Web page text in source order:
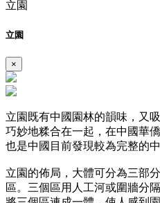
立園
立園
×
立園既有中國園林的韻味，又
巧妙地糅合在一起，在中國華
也是中國目前發現較為完整的
立園的佈局，大體可分為三部
區。三個區用人工河或圍牆分